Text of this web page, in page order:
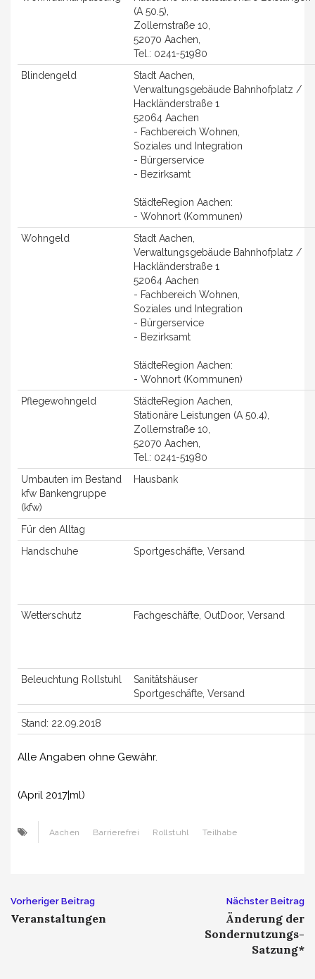
(A 50.5),
Zollernstraße 10,
52070 Aachen,
Tel.: 0241-51980
Blindengeld
Stadt Aachen,
Verwaltungsgebäude Bahnhofplatz /
Hackländerstraße 1
52064 Aachen
- Fachbereich Wohnen,
Soziales und Integration
- Bürgerservice
- Bezirksamt
StädteRegion Aachen:
- Wohnort (Kommunen)
Wohngeld
Stadt Aachen,
Verwaltungsgebäude Bahnhofplatz /
Hackländerstraße 1
52064 Aachen
- Fachbereich Wohnen,
Soziales und Integration
- Bürgerservice
- Bezirksamt
StädteRegion Aachen:
- Wohnort (Kommunen)
Pflegewohngeld
StädteRegion Aachen,
Stationäre Leistungen (A 50.4),
Zollernstraße 10,
52070 Aachen,
Tel.: 0241-51980
Umbauten im Bestand
kfw Bankengruppe
(kfw)
Hausbank
Für den Alltag
Handschuhe
Sportgeschäfte, Versand
Wetterschutz Fachgeschäfte, OutDoor, Versand
Beleuchtung Rollstuhl
Sanitätshäuser
Sportgeschäfte, Versand
Stand: 22.09.2018
Alle Angaben ohne Gewähr.
(April 2017|ml)
Aachen Barrierefrei Rollstuhl Teilhabe
Beitrags-
Navigation
Vorheriger Beitrag
Veranstaltungen
Nächster Beitrag
Änderung der
Sondernutzungs-
Satzung*